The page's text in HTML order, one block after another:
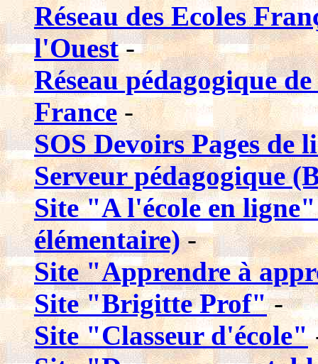
Réseau des Ecoles
l'Ouest-
Réseau pédagogique
France-
SOS Devoirs Pages de
Serveur pédagogique
Site "A l'école en
élémentaire)-
Site "Apprendre à
Site "Brigitte Prof"-
Site "Classeur d'école"